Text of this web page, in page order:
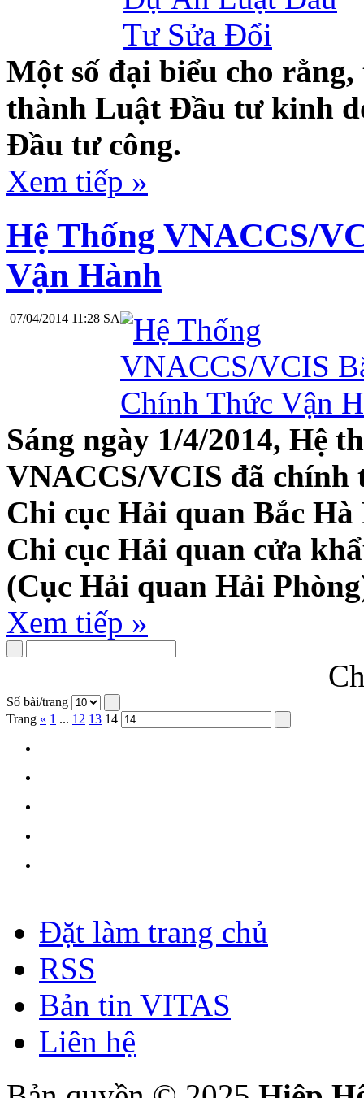
Một số đại biểu cho
thành Luật Đầu tư kinh
Đầu tư công.
Xem tiếp »
Hệ Thống VNACCS/
Vận Hành
07/04/2014 11:28 SA
Sáng ngày 1/4/2014, Hệ
VNACCS/VCIS đã chính
Chi cục Hải quan Bắc
Chi cục Hải quan cửa
(Cục Hải quan Hải
Xem tiếp »
Số bài/trang
Trang « 1 ... 12 13 14
Đặt làm trang chủ
RSS
Bản tin VITAS
Liên hệ